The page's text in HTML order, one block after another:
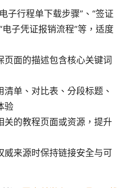
子行程单下载步骤”、“签证
电子凭证报销流程”等，适度
页面的描述包含核心关键词
清单、对比表、分段标题、
验
关的教程页面或资源，提升
威来源时保持链接安全与可